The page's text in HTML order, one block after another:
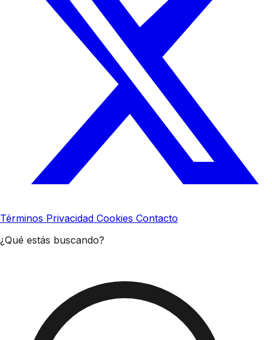
Términos Privacidad Cookies Contacto
¿Qué estás buscando?